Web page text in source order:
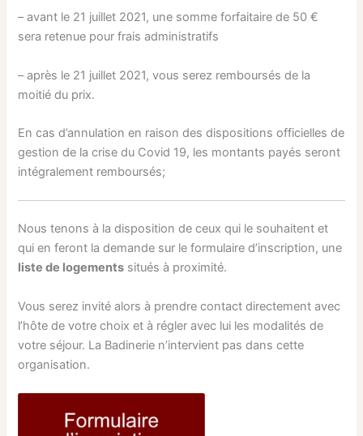
– avant le 21 juillet 2021, une somme forfaitaire de 50 €
sera retenue pour frais administratifs
– après le 21 juillet 2021, vous serez remboursés de la
moitié du prix.
En cas d’annulation en raison des dispositions officielles de
gestion de la crise du Covid 19, les montants payés seront
intégralement remboursés;
Nous tenons à la disposition de ceux qui le souhaitent et
qui en feront la demande sur le formulaire d’inscription, une
liste de logements situés à proximité.
Vous serez invité alors à prendre contact directement avec
l’hôte de votre choix et à régler avec lui les modalités de
votre séjour. La Badinerie n’intervient pas dans cette
organisation.